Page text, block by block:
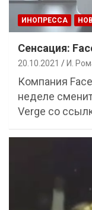
ИНОПРЕССА
Сенсация:
20.10.2021 И.
Компания
неделе
Verge со